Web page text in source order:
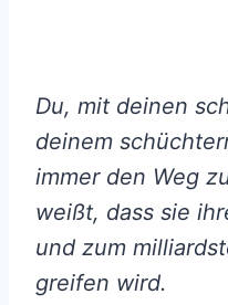
Du, mit deinen
deinem
immer den Weg
weißt, dass sie
und zum
greifen wird.